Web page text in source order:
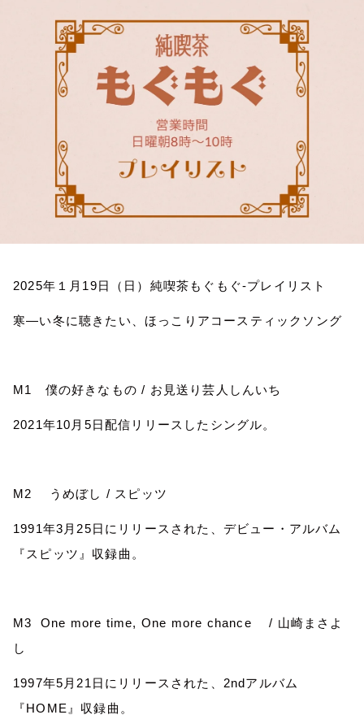
イベント・グッズ
YouTube
会社情報
2025年１月 19日（日）純喫茶もぐもぐ-プレイリスト
寒―い冬に聴きたい、ほっこりアコースティックソング
M1 僕の好きなもの/ お見送り芸人しんいち
2021年10 月 5日配信リリースしたシングル。
M2 うめぼし / スピッツ
1991年3 月 25日にリリースされた、デビュー・アルバム
『スピッツ』収録曲。
M3 One more time, One more chance / 山崎まさよ
し
1997年5 月 21 日にリリースされた、 2ndアルバム
『HOME 』収録曲。